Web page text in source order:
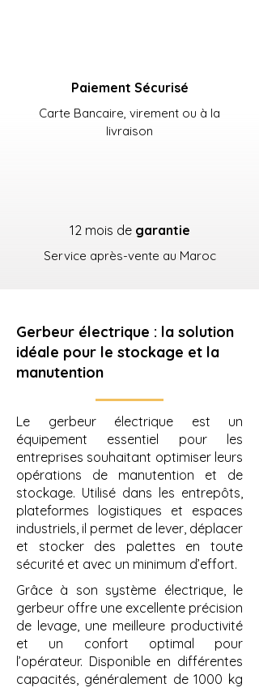
Paiement Sécurisé
Carte Bancaire, virement ou à la
livraison
12 mois de garantie
Service après-vente au Maroc
Gerbeur électrique : la solution
idéale pour le stockage et la
manutention
Le gerbeur électrique est un
équipement essentiel pour les
entreprises souhaitant optimiser leurs
opérations de manutention et de
stockage. Utilisé dans les entrepôts,
plateformes logistiques et espaces
industriels, il permet de lever, déplacer
et stocker des palettes en toute
sécurité et avec un minimum d’effort.
Grâce à son système électrique, le
gerbeur offre une excellente précision
de levage, une meilleure productivité
et un confort optimal pour
l’opérateur. Disponible en différentes
capacités, généralement de 1000 kg